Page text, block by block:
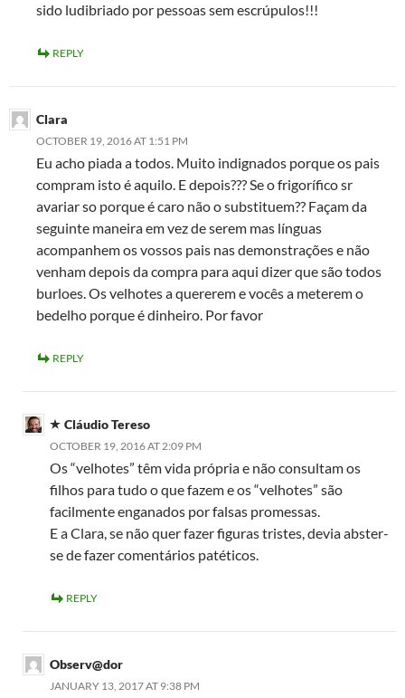
sido ludibriado por pessoas sem escrúpulos!!!
REPLY
Clara
OCTOBER 19, 2016 AT 1:51 PM
Eu acho piada a todos. Muito indignados porque os pais
compram isto é aquilo. E depois??? Se o frigorífico sr
avariar so porque é caro não o substituem?? Façam da
seguinte maneira em vez de serem mas línguas
acompanhem os vossos pais nas demonstrações e não
venham depois da compra para aqui dizer que são todos
burloes. Os velhotes a quererem e vocês a meterem o
bedelho porque é dinheiro. Por favor
REPLY
Cláudio Tereso
OCTOBER 19, 2016 AT 2:09 PM
Os “velhotes” têm vida própria e não consultam os
filhos para tudo o que fazem e os “velhotes” são
facilmente enganados por falsas promessas.
E a Clara, se não quer fazer figuras tristes, devia abster-
se de fazer comentários patéticos.
REPLY
Observ@dor
JANUARY 13, 2017 AT 9:38 PM